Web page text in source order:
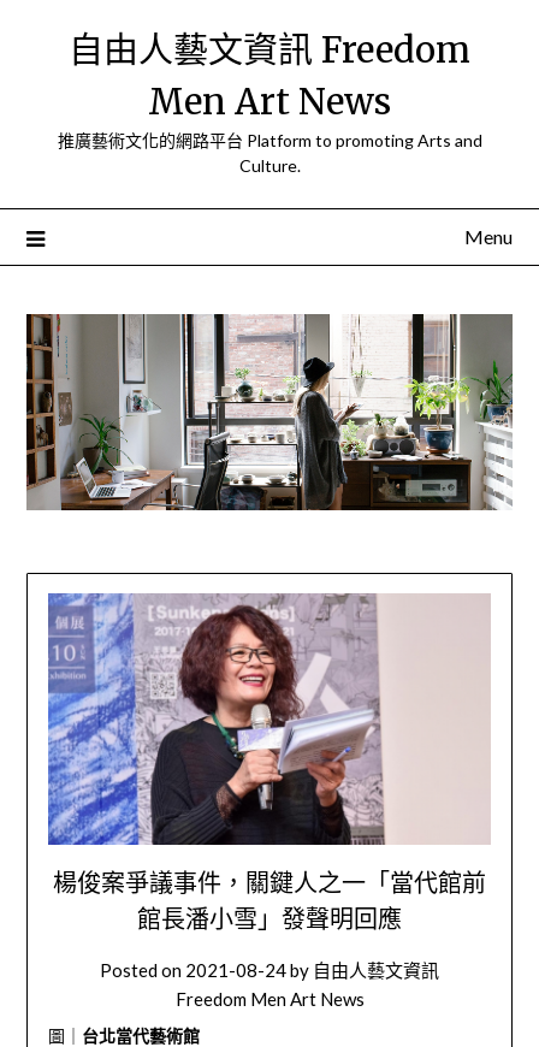
自由人藝文資訊 Freedom
Men Art News
推廣藝術文化的網路平台 Platform to promoting Arts and
Culture.
Menu
楊俊案爭議事件，關鍵人之一「當代館前
館長潘小雪」發聲明回應
Posted on 2021-08-24by 自由人藝文資訊
Freedom Men Art News
圖｜ 台北當代藝術館